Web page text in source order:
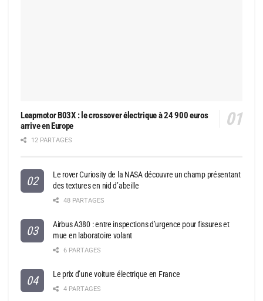
Leapmotor B03X : le crossover électrique à 24 900 euros
arrive en Europe
12 PARTAGES
Le rover Curiosity de la NASA découvre un champ présentant
des textures en nid d’abeille
48 PARTAGES
Airbus A380 : entre inspections d’urgence pour fissures et
mue en laboratoire volant
6 PARTAGES
Le prix d’une voiture électrique en France
4 PARTAGES